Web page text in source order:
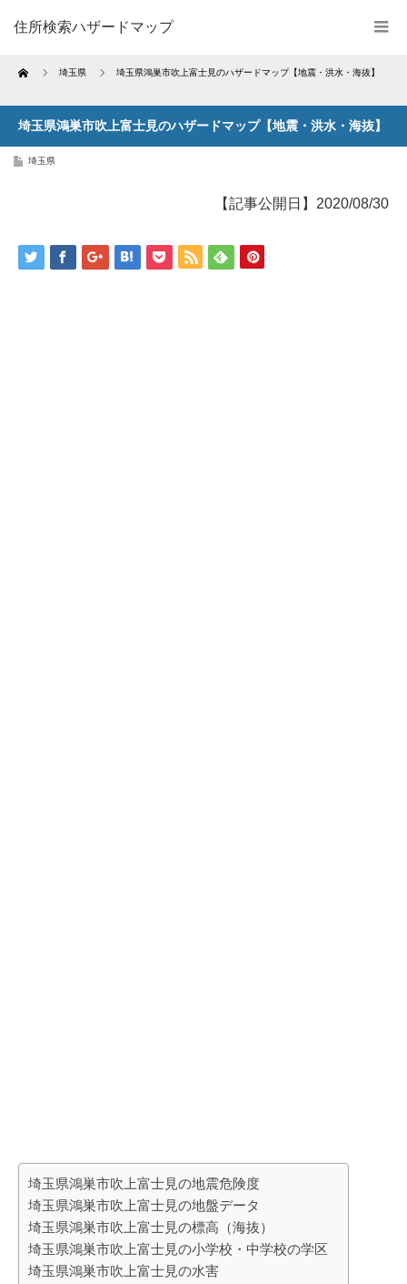
住所検索ハザードマップ
Home 埼玉県 埼玉県鴻巣市吹上富士見のハザードマップ【地震・洪水・海抜】
埼玉県鴻巣市吹上富士見のハザードマップ【地震・洪水・海抜】
埼玉県
【記事公開日】2020/08/30
埼玉県鴻巣市吹上富士見の地震危険度
埼玉県鴻巣市吹上富士見の地盤データ
埼玉県鴻巣市吹上富士見の標高（海抜）
埼玉県鴻巣市吹上富士見の小学校・中学校の学区
埼玉県鴻巣市吹上富士見の水害